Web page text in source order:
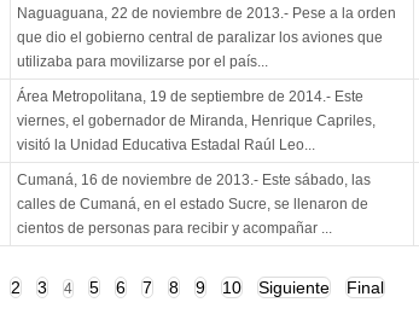
Naguaguana, 22 de noviembre de 2013.- Pese a la orden
que dio el gobierno central de paralizar los aviones que
utilizaba para movilizarse por el país...
Área Metropolitana, 19 de septiembre de 2014.- Este
viernes, el gobernador de Miranda, Henrique Capriles,
visitó la Unidad Educativa Estadal Raúl Leo...
Cumaná, 16 de noviembre de 2013.- Este sábado, las
calles de Cumaná, en el estado Sucre, se llenaron de
cientos de personas para recibir y acompañar ...
2 3 4 5 6 7 8 9 10 Siguiente Final